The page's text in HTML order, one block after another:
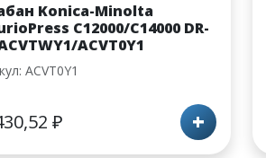
Konica-Minolta
C12000/C14000 DR-
ACVT0Y1
ACVT0Y1
₽ +